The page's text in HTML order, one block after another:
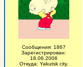
Сообщения: 1867
Зарегистрирован:
18.06.2006
Откуда: Yakutsk city.